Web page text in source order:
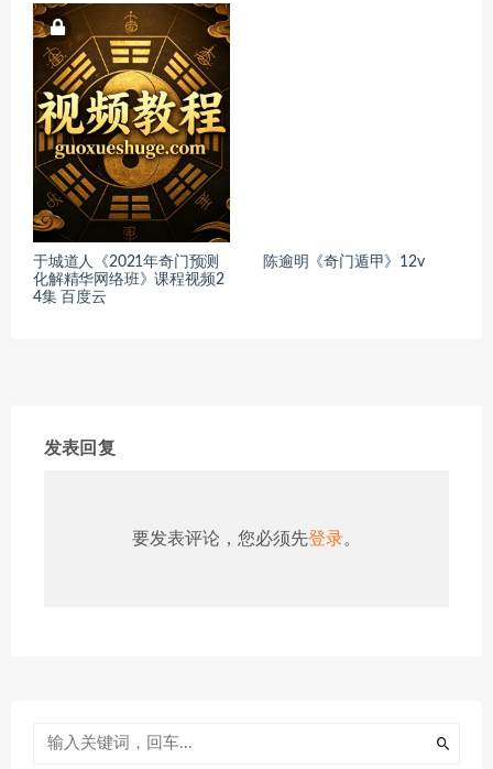
于城道人《2021年奇门预测
化解精华网络班》课程视频2
4集 百度云
陈逾明《奇门遁甲》12v
发表回复
要发表评论，您必须先登录。